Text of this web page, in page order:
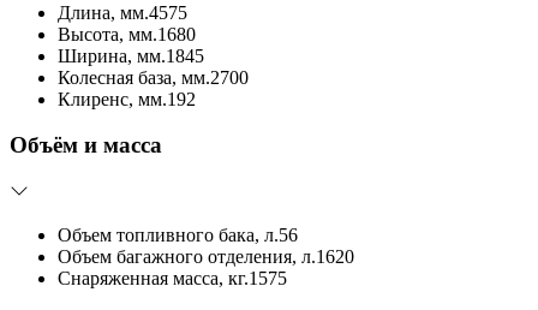
Длина, мм.4575
Высота, мм.1680
Ширина, мм.1845
Колесная база, мм.2700
Клиренс, мм.192
Объём и масса
Объем топливного бака, л.56
Объем багажного отделения, л.1620
Снаряженная масса, кг.1575